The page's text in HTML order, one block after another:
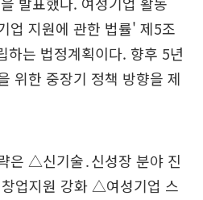
업 지원에 관한 법률' 제5조
하는 법정계획이다. 향후 5년
위한 중장기 정책 방향을 제
은 △신기술․신성장 분야 진
업지원 강화 △여성기업 스